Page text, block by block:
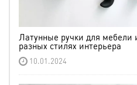
Латунные ручки для мебели
разных стилях интерьера
10.01.2024